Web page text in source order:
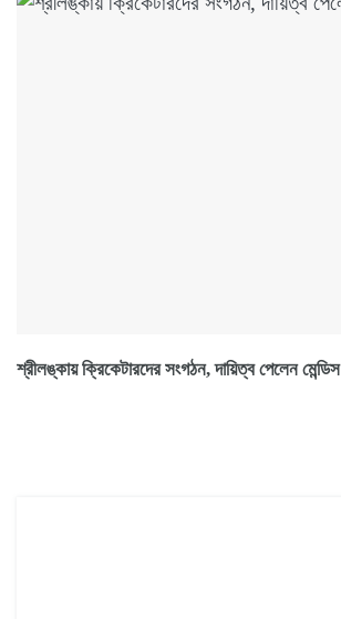
শ্রীলঙ্কায় ক্রিকেটারদের সংগঠন, দায়িত্ব পেলেন মেন্ডিস